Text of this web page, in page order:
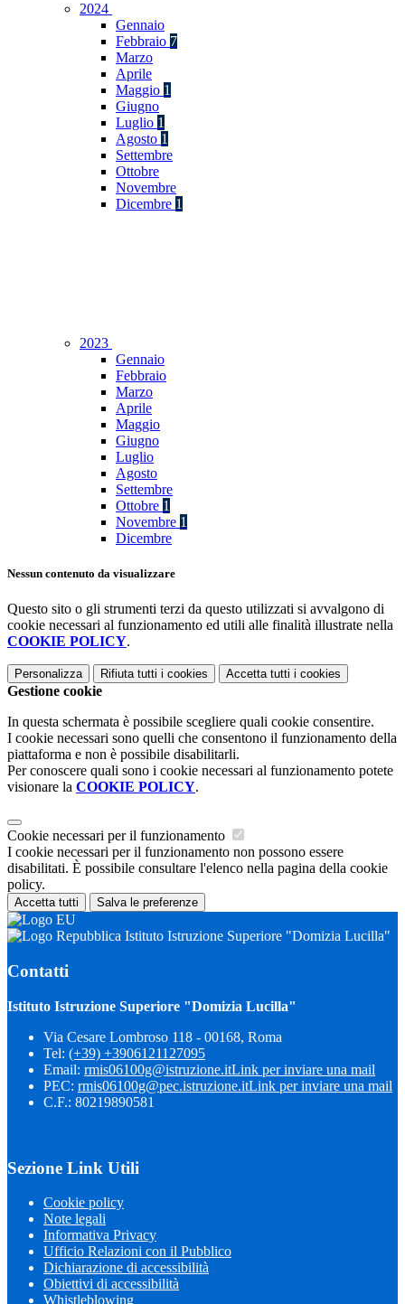
2024
Gennaio
Febbraio 7
Marzo
Aprile
Maggio 1
Giugno
Luglio 1
Agosto 1
Settembre
Ottobre
Novembre
Dicembre 1
2023
Gennaio
Febbraio
Marzo
Aprile
Maggio
Giugno
Luglio
Agosto
Settembre
Ottobre 1
Novembre 1
Dicembre
Nessun contenuto da visualizzare
Questo sito o gli strumenti terzi da questo utilizzati si avvalgono di
cookie necessari al funzionamento ed utili alle finalità illustrate nella
COOKIE POLICY.
Personalizza Rifiuta tutti i cookies Accetta tutti i cookies
Gestione cookie
In questa schermata è possibile scegliere quali cookie consentire.
I cookie necessari sono quelli che consentono il funzionamento della
piattaforma e non è possibile disabilitarli.
Per conoscere quali sono i cookie necessari al funzionamento potete
visionare la COOKIE POLICY.
Cookie necessari per il funzionamento
I cookie necessari per il funzionamento non possono essere
disabilitati. È possibile consultare l'elenco nella pagina della cookie
policy.
Accetta tutti Salva le preferenze
Istituto Istruzione Superiore "Domizia Lucilla"
Contatti
Istituto Istruzione Superiore "Domizia Lucilla"
Via Cesare Lombroso 118 - 00168, Roma
Tel: (+39) +3906121127095
Email: rmis06100g@istruzione.itLink per inviare una mail
PEC: rmis06100g@pec.istruzione.itLink per inviare una mail
C.F.: 80219890581
Sezione Link Utili
Cookie policy
Note legali
Informativa Privacy
Ufficio Relazioni con il Pubblico
Dichiarazione di accessibilità
Obiettivi di accessibilità
Whistleblowing